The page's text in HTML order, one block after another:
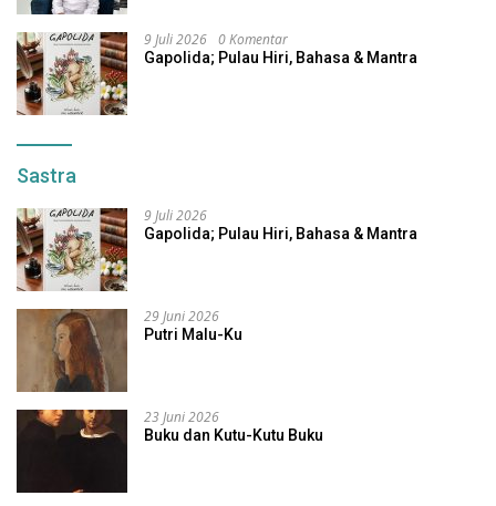
9 Juli 2026 0 Komentar
Gapolida; Pulau Hiri, Bahasa & Mantra
Sastra
9 Juli 2026
Gapolida; Pulau Hiri, Bahasa & Mantra
29 Juni 2026
Putri Malu-Ku
23 Juni 2026
Buku dan Kutu-Kutu Buku